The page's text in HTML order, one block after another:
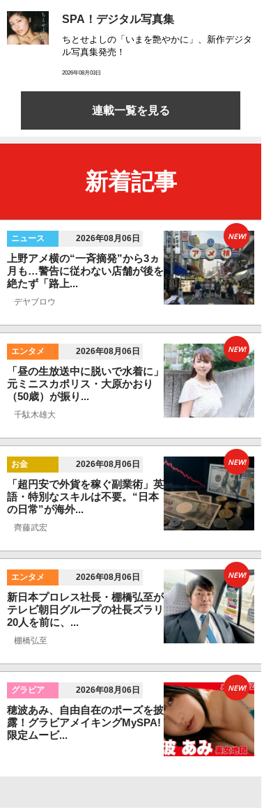
SPA！デジタル写真集
ちとせよしの「いまを艶やかに」、新作デジタ
ル写真集発売！
2026年08月03日
連載一覧を見る
新着記事
ニュース 2026年08月06日
上野アメ横の“一斉摘発”から3ヵ
月も…警告に従わない店舗が後を
絶たず「路上...
デヤブロウ
NEW!
エンタメ 2026年08月06日
「昼の生放送中に脱いで水着に」
元ミニスカポリス・大原かおり
（50歳）が振り...
千駄木雄大
NEW!
お金 2026年08月06日
「超円安で外貨を稼ぐ副業術」英
語・特別なスキルは不要。“日本
の日常”が海外...
齊藤武宏
NEW!
エンタメ 2026年08月06日
新日本プロレス社長・棚橋弘至が
テレビ朝日グループの社長ズラリ
20人を前に、...
棚橋弘至
NEW!
グラビア 2026年08月06日
穂波あみ、自由自在のポーズを披
露！グラビアメイキングMySPA!
限定ムービ...
NEW!